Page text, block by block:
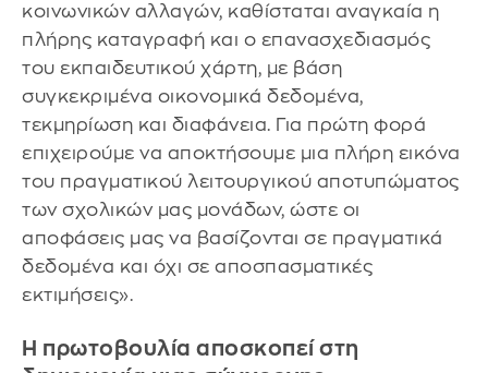
κοινωνικών αλλαγών, καθίσταται αναγκαία η
πλήρης καταγραφή και ο επανασχεδιασμός
του εκπαιδευτικού χάρτη, με βάση
συγκεκριμένα οικονομικά δεδομένα,
τεκμηρίωση και διαφάνεια. Για πρώτη φορά
επιχειρούμε να αποκτήσουμε μια πλήρη εικόνα
του πραγματικού λειτουργικού αποτυπώματος
των σχολικών μας μονάδων, ώστε οι
αποφάσεις μας να βασίζονται σε πραγματικά
δεδομένα και όχι σε αποσπασματικές
εκτιμήσεις».
Η πρωτοβουλία αποσκοπεί στη